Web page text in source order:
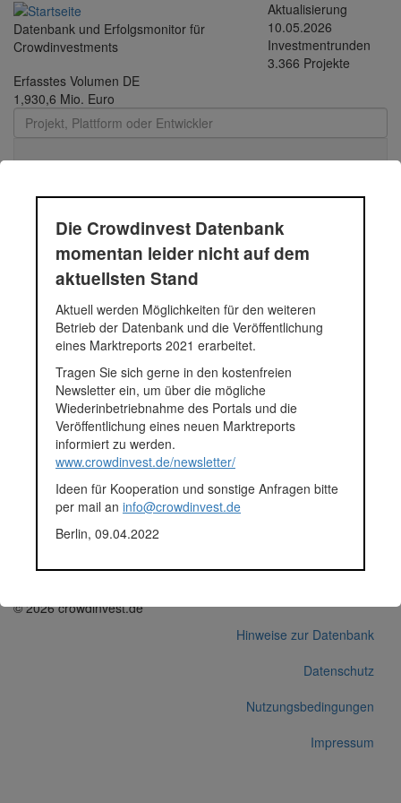
Direkt zum Inhalt
Datenbank und Erfolgsmonitor für
Crowdinvestments
Aktualisierung
10.05.2026
Investmentrunden
3.366 Projekte
Erfasstes Volumen DE
1,930,6 Mio. Euro
Toggle
Haus am See
Im Zentrum von Moers entsteht ein neues Mehrfamilienhaus mit
neun Eigentumswohnungen. Die Wohnungen sind von ca. 95 qm
bis zu ca. 125 qm groß.
Fundingsumme
500.000 Euro
Finanziert in
2017
Segment
Immobilien
Anlagestatus
Zurückgezahlt
Plattform
Projektentwickler
Tecklenburg GmbH
Zinsland-Webseite
zurückgezahlt (Abruf der
Korrekturen / Updates übermitteln
© 2026 crowdinvest.de
Hinweise zur Datenbank
Datenschutz
Nutzungsbedingungen
Impressum
Die Crowdinvest Datenbank
momentan leider nicht auf dem
aktuellsten Stand
Aktuell werden Möglichkeiten für den weiteren
Betrieb der Datenbank und die Veröffentlichung
eines Marktreports 2021 erarbeitet.
Tragen Sie sich gerne in den kostenfreien
Newsletter ein, um über die mögliche
Wiederinbetriebnahme des Portals und die
Veröffentlichung eines neuen Marktreports
informiert zu werden.
www.crowdinvest.de/newsletter/
Ideen für Kooperation und sonstige Anfragen bitte
per mail an info@crowdinvest.de
Berlin, 09.04.2022